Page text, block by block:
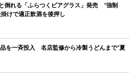
倒れる「ふらつくビアグラス」発売 “強制
けで適正飲酒を後押し
を一斉投入 名店監修から冷製うどんまで“夏